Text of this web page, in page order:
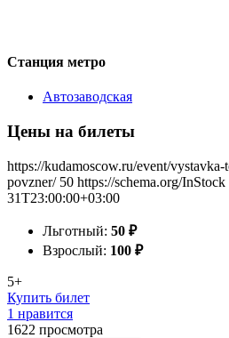
Станция метро
Автозаводская
Цены на билеты
https://kudamoscow.ru/event/
povzner/ 50 https://schema.org/InStock
31T23:00:00+03:00
Льготный: 50 ₽
Взрослый: 100 ₽
5+
Купить билет
1 нравится
1622 просмотра